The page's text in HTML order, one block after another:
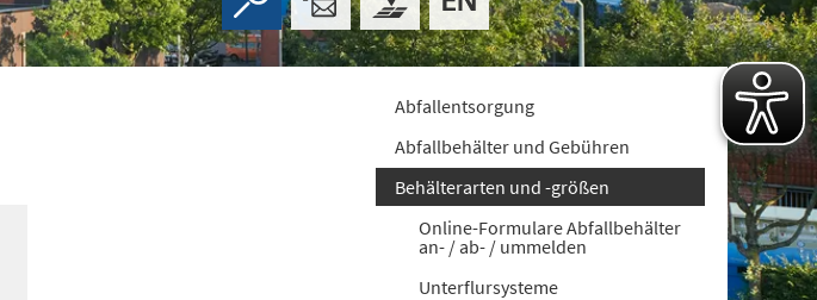
Abfallentsorgung
Abfallbehälter und Gebühren
Behälterarten und -größen
Online-Formulare Abfallbehälter
an- / ab- / ummelden
Unterflursysteme